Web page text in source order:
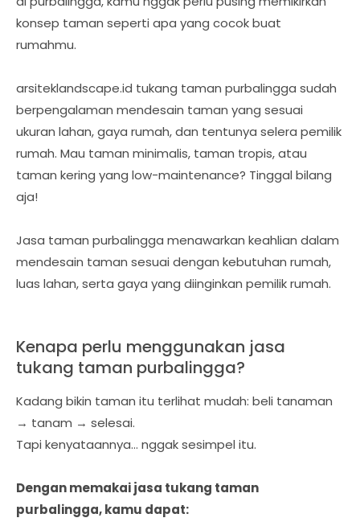
konsep taman seperti apa yang cocok buat
rumahmu.
arsiteklandscape.id tukang taman purbalingga sudah
berpengalaman mendesain taman yang sesuai
ukuran lahan, gaya rumah, dan tentunya selera pemilik
rumah. Mau taman minimalis, taman tropis, atau
taman kering yang low-maintenance? Tinggal bilang
aja!
Jasa taman purbalingga menawarkan keahlian dalam
mendesain taman sesuai dengan kebutuhan rumah,
luas lahan, serta gaya yang diinginkan pemilik rumah.
Kenapa perlu menggunakan jasa
tukang taman purbalingga?
Kadang bikin taman itu terlihat mudah: beli tanaman
→ tanam → selesai.
Tapi kenyataannya… nggak sesimpel itu.
Dengan memakai jasa tukang taman
purbalingga, kamu dapat: